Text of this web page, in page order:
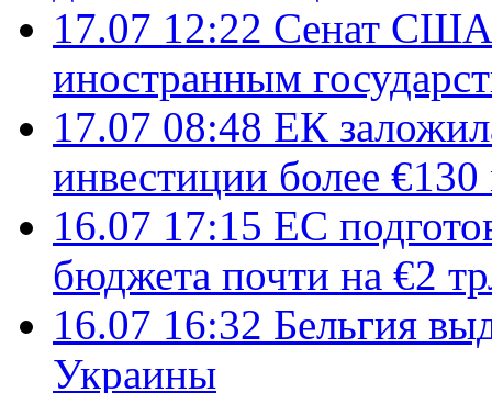
17.07 12:22 Сенат США
иностранным
17.07 08:48 ЕК
инвестиции более
16.07 17:15 ЕС
бюджета почти на €2
16.07 16:32 Бельгия
Украины